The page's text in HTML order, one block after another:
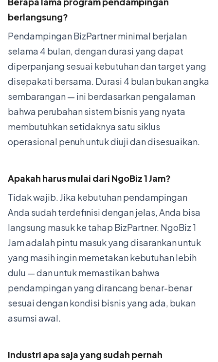
berlangsung?
Pendampingan BizPartner minimal berjalan
selama 4 bulan, dengan durasi yang dapat
diperpanjang sesuai kebutuhan dan target yang
disepakati bersama. Durasi 4 bulan bukan angka
sembarangan — ini berdasarkan pengalaman
bahwa perubahan sistem bisnis yang nyata
membutuhkan setidaknya satu siklus
operasional penuh untuk diuji dan disesuaikan.
Apakah harus mulai dari NgoBiz 1 Jam?
Tidak wajib. Jika kebutuhan pendampingan
Anda sudah terdefinisi dengan jelas, Anda bisa
langsung masuk ke tahap BizPartner. NgoBiz 1
Jam adalah pintu masuk yang disarankan untuk
yang masih ingin memetakan kebutuhan lebih
dulu — dan untuk memastikan bahwa
pendampingan yang dirancang benar-benar
sesuai dengan kondisi bisnis yang ada, bukan
asumsi awal.
Industri apa saja yang sudah pernah